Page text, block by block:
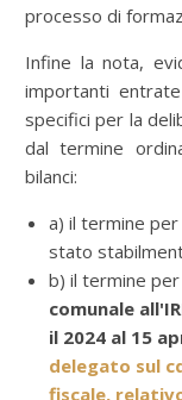
processo di
Infine la nota,
importanti
specifici per la
dal termine
bilanci:
a) il termine per
stato
b) il termine per
comunale
il 2024 al 15
delegato sul
fiscale,